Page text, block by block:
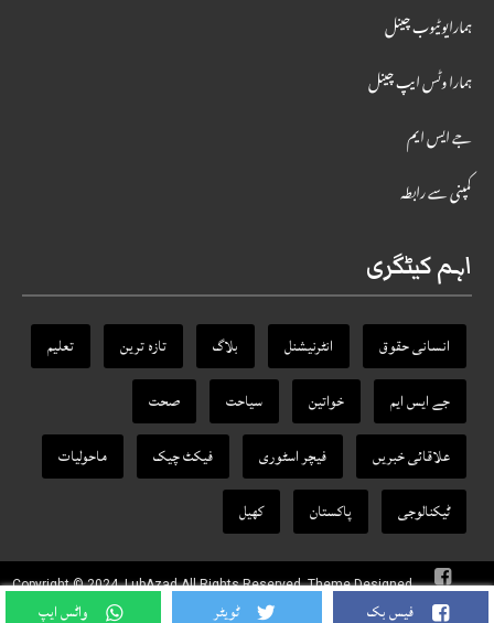
فیس بک ٹویٹر واٹس ایپ
ہمارایوٹیوب چینل
ہمارا وٹس ایپ چینل
جے ایس ایم
کمپنی سے رابطہ
اہم کیٹگری
انسانی حقوق انٹرنیشنل بلاگ تازہ ترین
تعلیم
جے ایس ایم
خواتین سیاحت
صحت
علاقائی خبریں
فیچر اسٹوری فیکٹ‌ چیک
ماحولیات
ٹیکنالوجی
پاکستان کھیل
Copyright © 2024, LubAzad All Rights Reserved. Theme Designed
RANKTRA